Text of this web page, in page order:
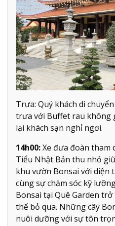
Trưa: Quý khách di
trưa với Buffet rau không
lại khách sạn nghỉ ngơi.
14h00:Xe đưa đoàn tham
Tiểu Nhật Bản thu nhỏ
khu vườn Bonsai với diện
cùng sự chăm sóc kỹ
Bonsai tại Quê Garden
thể bỏ qua. Những cây
nuôi dưỡng với sự tôn